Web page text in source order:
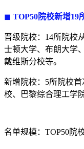
◼ TOP50院校新增19
晋级院校：14所院校
士顿大学、布朗大学
戴维斯分校等。
新增院校：5所院校
校、巴黎综合理工学
名单规模：TOP50院